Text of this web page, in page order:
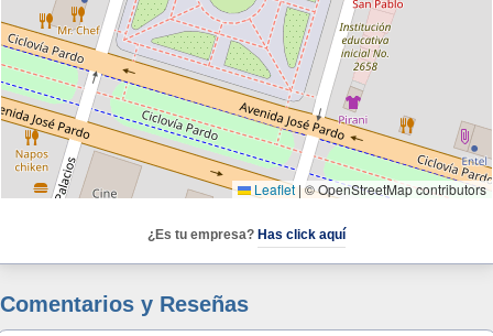
Leaflet | © OpenStreetMap contributors
¿Es tu empresa? Has click aquí
Comentarios y Reseñas